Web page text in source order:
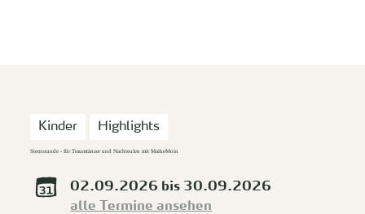
Kinder Highlights
Sternstunde - für Traumtänzer und Nachteulen mit MaikeMoin
02.09.2026 bis 30.09.2026
alle Termine ansehen